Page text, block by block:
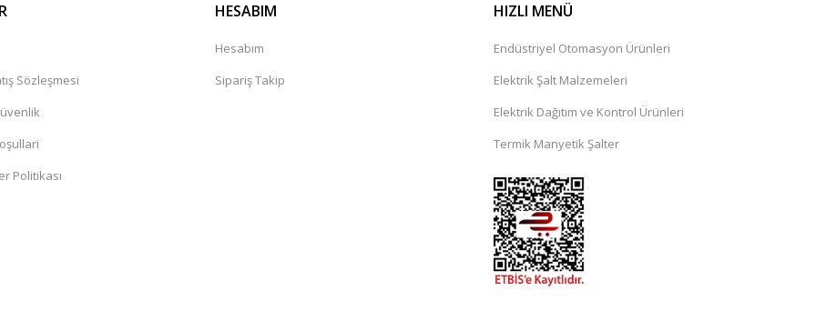
Sözleşmesi
Politikası
HESABIM
Hesabım
Sipariş Takip
HIZLI MENÜ
Endüstriyel Otomasyon Ürünleri
Elektrik Şalt Malzemeleri
Elektrik Dağıtım ve Kontrol Ürünleri
Termik Manyetik Şalter